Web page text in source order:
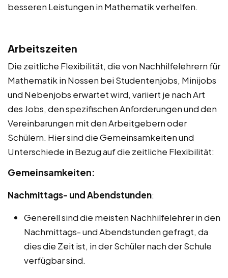
besseren Leistungen in Mathematik verhelfen.
Arbeitszeiten
Die zeitliche Flexibilität, die von Nachhilfelehrern für
Mathematik in Nossen bei Studentenjobs, Minijobs
und Nebenjobs erwartet wird, variiert je nach Art
des Jobs, den spezifischen Anforderungen und den
Vereinbarungen mit den Arbeitgebern oder
Schülern. Hier sind die Gemeinsamkeiten und
Unterschiede in Bezug auf die zeitliche Flexibilität:
Gemeinsamkeiten:
Nachmittags- und Abendstunden:
Generell sind die meisten Nachhilfelehrer in den
Nachmittags- und Abendstunden gefragt, da
dies die Zeit ist, in der Schüler nach der Schule
verfügbar sind.